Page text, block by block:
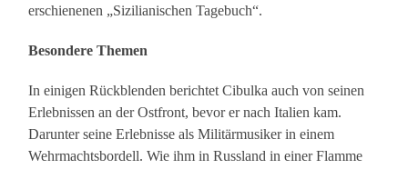
erschienenen „Sizilianischen Tagebuch“.
Besondere Themen
In einigen Rückblenden berichtet Cibulka auch von seinen
Erlebnissen an der Ostfront, bevor er nach Italien kam.
Darunter seine Erlebnisse als Militärmusiker in einem
Wehrmachtsbordell. Wie ihm in Russland in einer Flamme